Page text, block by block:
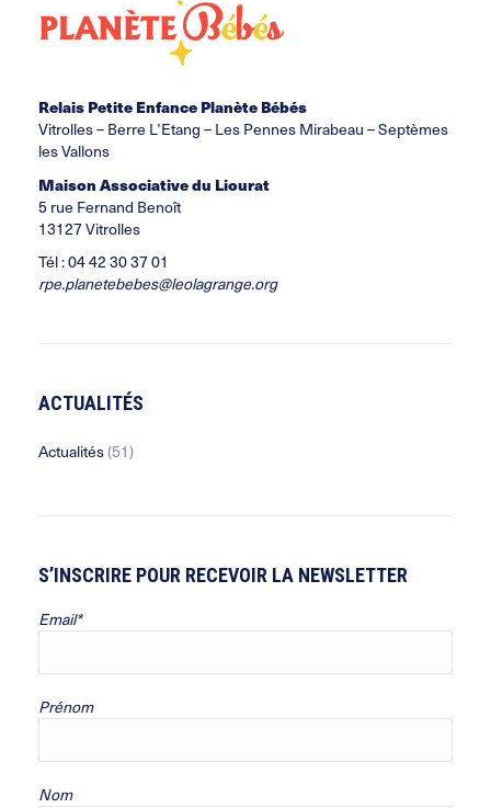
Relais Petite Enfance Planète Bébés
Vitrolles –Berre L’Etang– Les Pennes Mirabeau – Septèmes
les Vallons
Maison Associative du Liourat
5 rue Fernand Benoît
13127 Vitrolles
Tél : 04 42 30 37 01
rpe.planetebebes@leolagrange.org
ACTUALITÉS
Actualités(51)
S’INSCRIRE POUR RECEVOIR LA NEWSLETTER
Email*
Prénom
Nom